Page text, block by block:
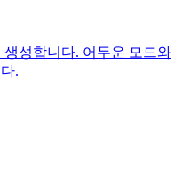
성합니다. 어두운 모드와
.